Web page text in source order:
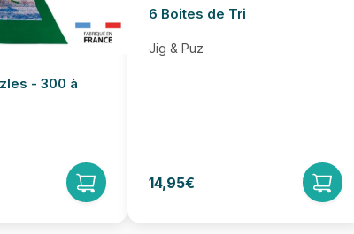
- 300 à
6 Boites de Tri
Jig & Puz
14,95€